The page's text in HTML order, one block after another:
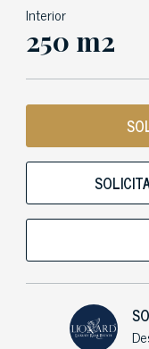
Interior
250 m2